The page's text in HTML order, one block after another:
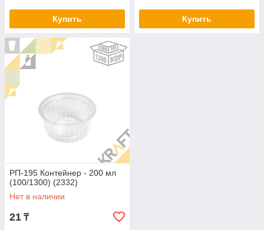
Купить Купить
РП-195 Контейнер - 200 мл
(100/1300) (2332)
Нет в наличии
21 ₸